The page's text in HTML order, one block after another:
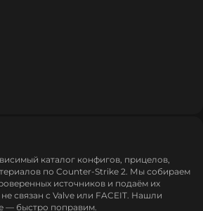
каталог конфигов, прицелов,
по Counter‑Strike 2. Мы собираем
источников и подаём их
связан с Valve или FACEIT. Нашли
— быстро поправим.